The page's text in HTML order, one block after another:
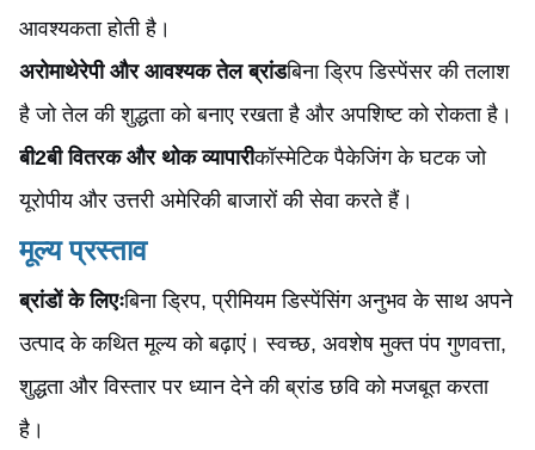
आवश्यकता होती है।
अरोमाथेरेपी और आवश्यक तेल ब्रांडबिना ड्रिप डिस्पेंसर की तलाश
है जो तेल की शुद्धता को बनाए रखता है और अपशिष्ट को रोकता है।
बी2बी वितरक और थोक व्यापारीकॉस्मेटिक पैकेजिंग के घटक जो
यूरोपीय और उत्तरी अमेरिकी बाजारों की सेवा करते हैं।
मूल्य प्रस्ताव
ब्रांडों के लिएःबिना ड्रिप, प्रीमियम डिस्पेंसिंग अनुभव के साथ अपने
उत्पाद के कथित मूल्य को बढ़ाएं। स्वच्छ, अवशेष मुक्त पंप गुणवत्ता,
शुद्धता और विस्तार पर ध्यान देने की ब्रांड छवि को मजबूत करता
है।